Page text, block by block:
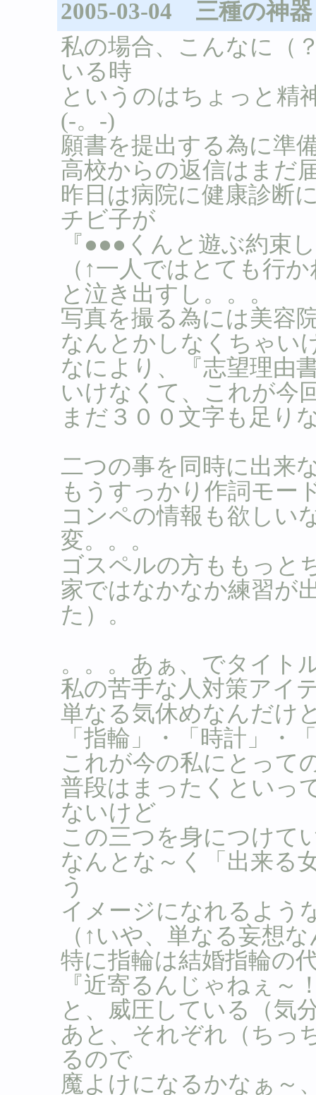
2005-03-04 三種の神器
私の場合、こんなに（
いる時
というのはちょっと精
(-。-)
願書を提出する為に準
高校からの返信はまだ
昨日は病院に健康診断
チビ子が
『●●●くんと遊ぶ約束
（↑一人ではとても行
と泣き出すし。。。
写真を撮る為には美容
なんとかしなくちゃい
なにより、『志望理由
いけなくて、これが今
まだ３００文字も足り
二つの事を同時に出来
もうすっかり作詞モー
コンペの情報も欲しい
変。。。
ゴスペルの方ももっと
家ではなかなか練習が
た）。
。。。あぁ、でタイト
私の苦手な人対策アイ
単なる気休めなんだけ
「指輪」・「時計」・
これが今の私にとって
普段はまったくといっ
ないけど
この三つを身につけて
なんとな～く「出来る
う
イメージになれるよう
（↑いや、単なる妄想
特に指輪は結婚指輪の
『近寄るんじゃねぇ～
と、威圧している（気
あと、それぞれ（ちっ
るので
魔よけになるかなぁ～